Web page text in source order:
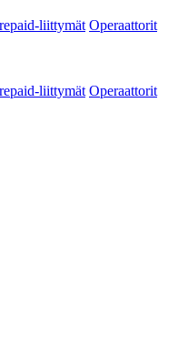
liittymät Operaattorit
liittymät Operaattorit